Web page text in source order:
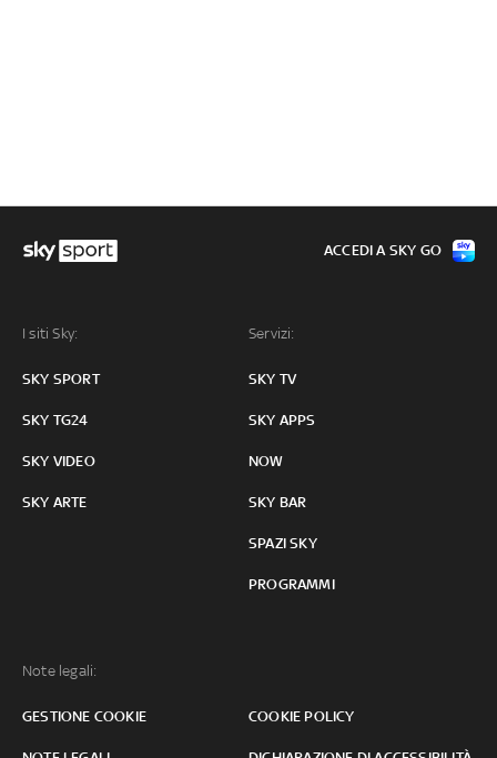
I siti Sky:
SKY SPORT
SKY TG24
SKY VIDEO
SKY ARTE
Servizi:
SKY TV
SKY APPS
NOW
SKY BAR
SPAZI SKY
PROGRAMMI
Note legali:
GESTIONE COOKIE COOKIE POLICY
ACCEDI A SKY GO